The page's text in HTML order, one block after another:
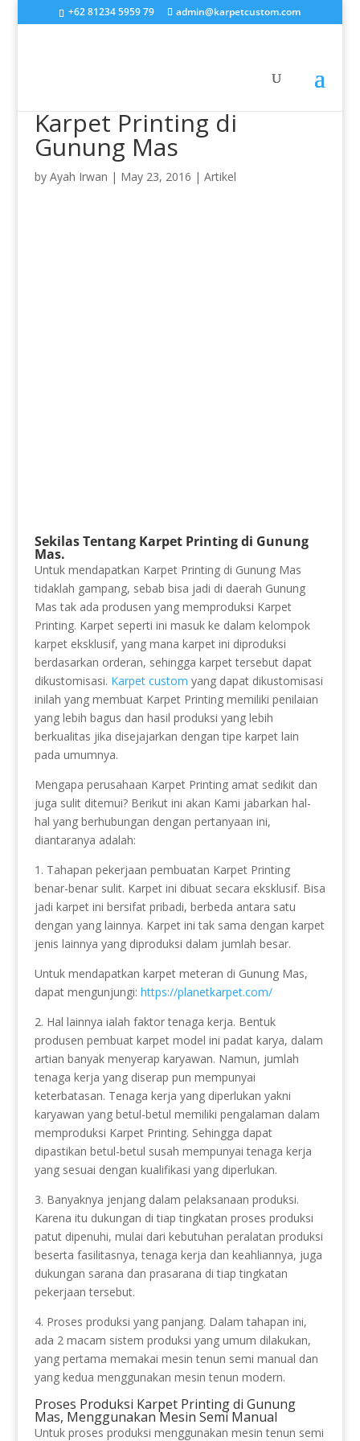
+62 81234 5959 79 admin@karpetcustom.com
Karpet Printing di
Gunung Mas
by Ayah Irwan | May 23, 2016 | Artikel
Sekilas Tentang Karpet Printing di Gunung
Mas.
Untuk mendapatkan Karpet Printing di Gunung Mas
tidaklah gampang, sebab bisa jadi di daerah Gunung
Mas tak ada produsen yang memproduksi Karpet
Printing. Karpet seperti ini masuk ke dalam kelompok
karpet eksklusif, yang mana karpet ini diproduksi
berdasarkan orderan, sehingga karpet tersebut dapat
dikustomisasi. Karpet custom yang dapat dikustomisasi
inilah yang membuat Karpet Printing memiliki penilaian
yang lebih bagus dan hasil produksi yang lebih
berkualitas jika disejajarkan dengan tipe karpet lain
pada umumnya.
Mengapa perusahaan Karpet Printing amat sedikit dan
juga sulit ditemui? Berikut ini akan Kami jabarkan hal-
hal yang berhubungan dengan pertanyaan ini,
diantaranya adalah:
1. Tahapan pekerjaan pembuatan Karpet Printing
benar-benar sulit. Karpet ini dibuat secara eksklusif. Bisa
jadi karpet ini bersifat pribadi, berbeda antara satu
dengan yang lainnya. Karpet ini tak sama dengan karpet
jenis lainnya yang diproduksi dalam jumlah besar.
Untuk mendapatkan karpet meteran di Gunung Mas,
dapat mengunjungi: https://planetkarpet.com/
2. Hal lainnya ialah faktor tenaga kerja. Bentuk
produsen pembuat karpet model ini padat karya, dalam
artian banyak menyerap karyawan. Namun, jumlah
tenaga kerja yang diserap pun mempunyai
keterbatasan. Tenaga kerja yang diperlukan yakni
karyawan yang betul-betul memiliki pengalaman dalam
memproduksi Karpet Printing. Sehingga dapat
dipastikan betul-betul susah mempunyai tenaga kerja
yang sesuai dengan kualifikasi yang diperlukan.
3. Banyaknya jenjang dalam pelaksanaan produksi.
Karena itu dukungan di tiap tingkatan proses produksi
patut dipenuhi, mulai dari kebutuhan peralatan produksi
beserta fasilitasnya, tenaga kerja dan keahliannya, juga
dukungan sarana dan prasarana di tiap tingkatan
pekerjaan tersebut.
4. Proses produksi yang panjang. Dalam tahapan ini,
ada 2 macam sistem produksi yang umum dilakukan,
yang pertama memakai mesin tenun semi manual dan
yang kedua menggunakan mesin tenun modern.
Proses Produksi Karpet Printing di Gunung
Mas, Menggunakan Mesin Semi Manual
Untuk proses produksi menggunakan mesin tenun semi